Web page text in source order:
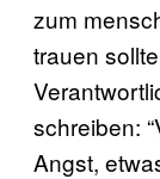
zum
trauen
schreiben:
Angst,